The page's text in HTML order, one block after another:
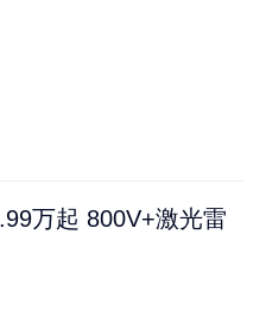
万起 800V+激光雷